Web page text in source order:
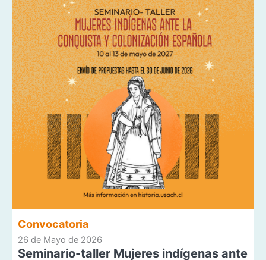
Convocatoria
26 de Mayo de 2026
Seminario-taller Mujeres indígenas ante